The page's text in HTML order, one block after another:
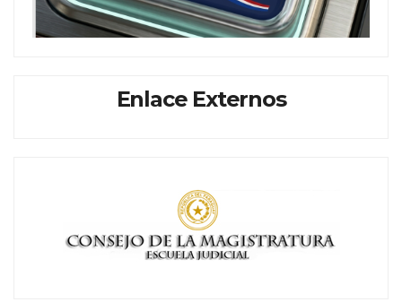
Enlace Externos